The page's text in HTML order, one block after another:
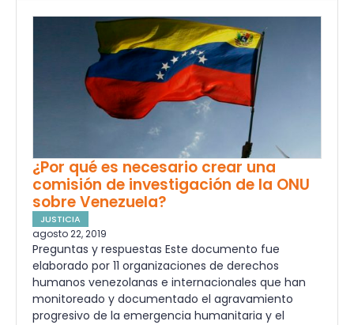
¿Por qué es necesario crear una
comisión de investigación de la ONU
sobre Venezuela?
JUSTICIA
agosto 22, 2019
Preguntas y respuestas Este documento fue
elaborado por 11 organizaciones de derechos
humanos venezolanas e internacionales que han
monitoreado y documentado el agravamiento
progresivo de la emergencia humanitaria y el